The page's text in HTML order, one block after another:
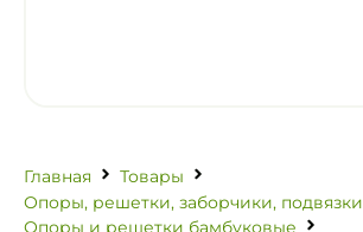
Главная
Товары
Опоры, решетки, заборчики, подвязки
Опоры и решетки бамбуковые